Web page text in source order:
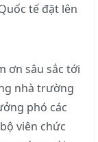
tế đặt lên
ơn sâu sắc tới
nhà trường
phó các
viên chức